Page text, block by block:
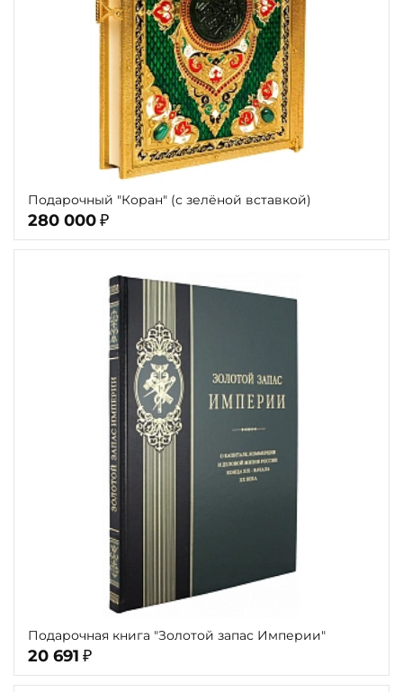
Подарочный "Коран" (с зелёной вставкой)
280 000 ₽
Подарочная книга "Золотой запас Империи"
20 691 ₽